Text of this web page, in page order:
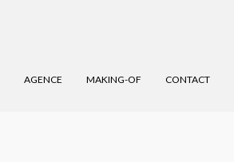
AGENCE MAKING-OF CONTACT